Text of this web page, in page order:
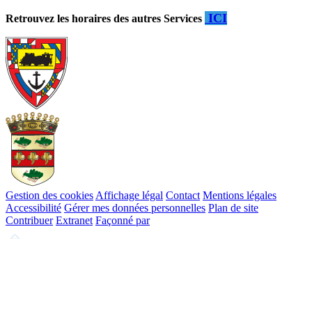
Retrouvez les horaires des autres Services ICI
Gestion des cookies Affichage légal Contact Mentions légales
Accessibilité Gérer mes données personnelles Plan de site
Contribuer Extranet Façonné par